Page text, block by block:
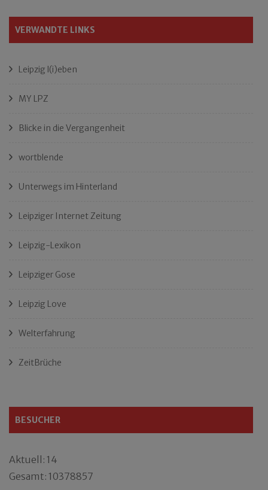
VERWANDTE LINKS
Leipzig l(i)eben
MY LPZ
Blicke in die Vergangenheit
wortblende
Unterwegs im Hinterland
Leipziger Internet Zeitung
Leipzig-Lexikon
Leipziger Gose
Leipzig Love
Welterfahrung
ZeitBrüche
BESUCHER
Aktuell: 14
Gesamt: 10378857